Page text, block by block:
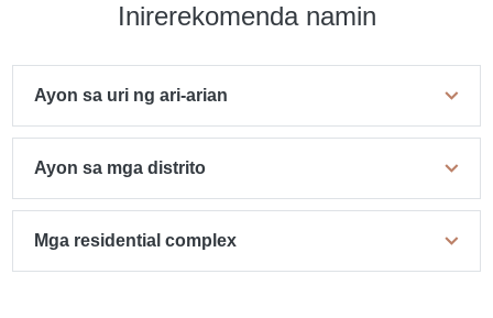
Inirerekomenda namin
Ayon sa uri ng ari-arian
Ayon sa mga distrito
Mga residential complex